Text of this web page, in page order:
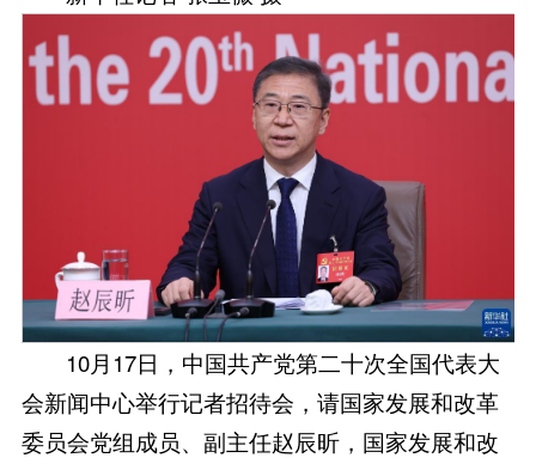
10月17日，中国共产党第二十次全国代表大
会新闻中心举行记者招待会，请国家发展和改革
委员会党组成员、副主任赵辰昕，国家发展和改